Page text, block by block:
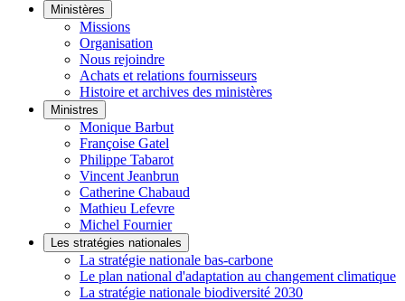
Ministères
Missions
Organisation
Nous rejoindre
Achats et relations fournisseurs
Histoire et archives des ministères
Ministres
Monique Barbut
Françoise Gatel
Philippe Tabarot
Vincent Jeanbrun
Catherine Chabaud
Mathieu Lefevre
Michel Fournier
Les stratégies nationales
La stratégie nationale bas-carbone
Le plan national d'adaptation au changement climatique
La stratégie nationale biodiversité 2030